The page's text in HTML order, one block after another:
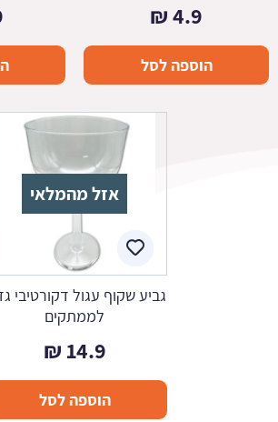
4.9
₪
הוספה לסל
אזל מהמלאי
גביע שקוף עגול דקורטיבי
לממתקים
14.9
₪
הוספה לסל